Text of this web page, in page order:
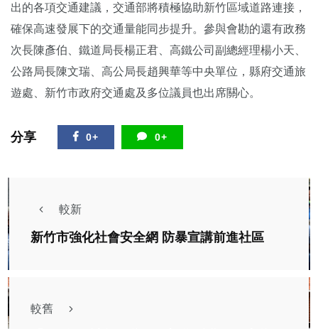
出的各項交通建議，交通部將積極協助新竹區域道路連接，
確保高速發展下的交通量能同步提升。參與會勘的還有政務
次長陳彥伯、鐵道局長楊正君、高鐵公司副總經理楊小天、
公路局長陳文瑞、高公局長趙興華等中央單位，縣府交通旅
遊處、新竹市政府交通處及多位議員也出席關心。
分享 0+ 0+
較新
新竹市強化社會安全網 防暴宣講前進社區
較舊